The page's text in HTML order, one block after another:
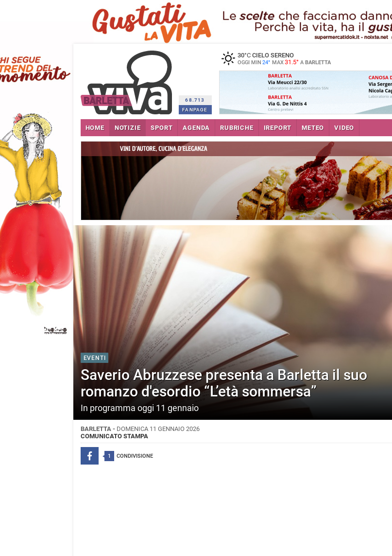
68.713
FANPAGE
30°CCIELO SERENO
OGGI MIN 24° MAX31.5° A BARLETTA
HOME NOTIZIE SPORT AGENDA RUBRICHE IREPORT METEO VIDEO
EVENTI
Saverio Abruzzese presenta a Barletta il suo
romanzo d'esordio “L’età sommersa”
In programma oggi 11 gennaio
BARLETTA - DOMENICA 11 GENNAIO 2026
COMUNICATO STAMPA
1 CONDIVISIONE